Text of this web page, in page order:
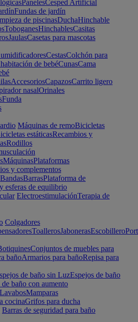
PanelesCesped Artificial
Fundas de jardín
de piscinasDuchaHinchable
ToboganesHinchablesCasitas
JaulasCasetas para mascotas
CestasColchón para
de bebéCunasCama
AccesoriosCapazosCarrito ligero
nasalOrinales
Funda
Máquinas de remoBicicletas
estáticasRecambios y
Rodillos
MáquinasPlataformas
y complementos
BandasBarrasPlataforma de
esferas de equilibrio
ElectroestimulaciónTerapia de
Colgadores
ToallerosJabonerasEscobillero
Conjuntos de muebles para
bañoArmarios para bañoRepisa para
de baño sin LuzEspejos de baño
de baño con aumento
LavabosMamparas
cocinaGrifos para ducha
Barras de seguridad para baño